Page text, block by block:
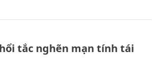
tắc nghẽn mạn tính tái